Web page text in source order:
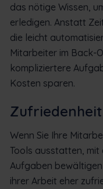
das nötige Wissen,
erledigen. Anstatt
die leicht
Mitarbeiter im Back-
kompliziertere
Kosten sparen.
Wenn Sie Ihre
Tools ausstatten,
Aufgaben
ihrer Arbeit eher